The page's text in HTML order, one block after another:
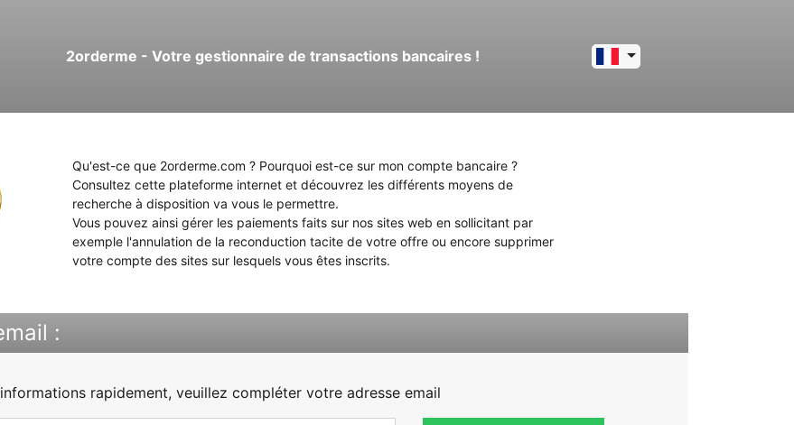
2orderme - Votre gestionnaire de transactions bancaires !
Qu'est-ce que 2orderme.com ? Pourquoi est-ce sur mon compte bancaire ?
Consultez cette plateforme internet et découvrez les différents moyens de
recherche à disposition va vous le permettre.
Vous pouvez ainsi gérer les paiements faits sur nos sites web en sollicitant par
exemple l'annulation de la reconduction tacite de votre offre ou encore supprimer
votre compte des sites sur lesquels vous êtes inscrits.
:
rapidement, veuillez compléter votre adresse email